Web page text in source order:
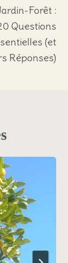
Forêt :
Questions
(et
Réponses)